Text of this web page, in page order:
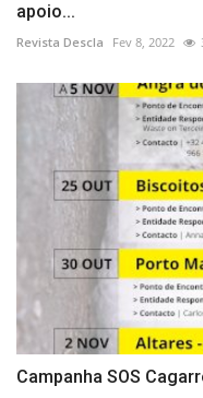
apoio...
Revista Descla Fev 8, 2022
Campanha SOS